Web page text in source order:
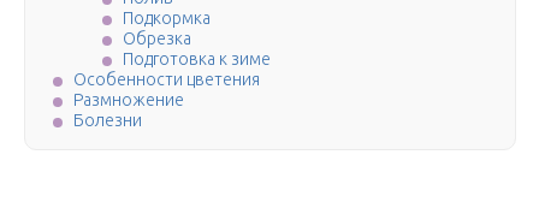
Подкормка
Обрезка
Подготовка к зиме
Особенности цветения
Размножение
Болезни